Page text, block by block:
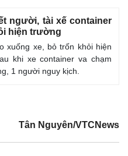
người, tài xế container
hiện trường
xuống xe, bỏ trốn khỏi hiện
khi xe container va chạm
1 người nguy kịch.
Tân Nguyên/VTCNews